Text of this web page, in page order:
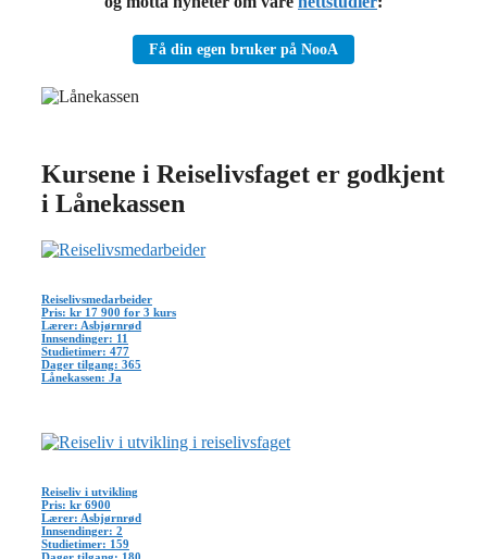
Få din egen bruker på NooA
Kursene i Reiselivsfaget er godkjent
i Lånekassen
Reiselivsmedarbeider
Pris: kr 17 900 for 3 kurs
Lærer: Asbjørnrød
Innsendinger: 11
Studietimer: 477
Dager tilgang: 365
Lånekassen: Ja
Reiseliv i utvikling
Pris: kr 6900
Lærer: Asbjørnrød
Innsendinger: 2
Studietimer: 159